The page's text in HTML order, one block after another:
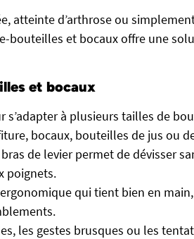
atteinte d’arthrose ou
bouteilles et bocaux offre une
et bocaux
s’adapter à plusieurs tailles de
bocaux, bouteilles de jus ou
de levier permet de dévisser
poignets.
qui tient bien en
les gestes brusques ou les